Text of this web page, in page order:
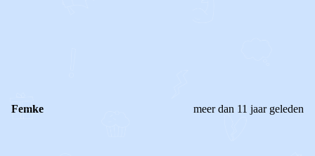
Femke meer dan 11 jaar geleden